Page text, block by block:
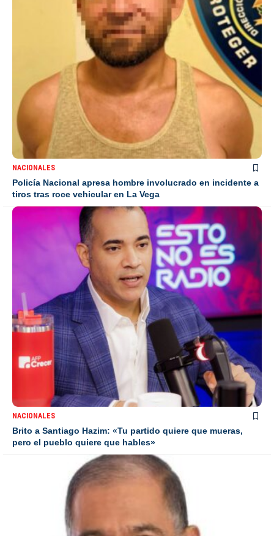
NACIONALES
Policía Nacional apresa hombre involucrado en incidente a
tiros tras roce vehicular en La Vega
NACIONALES
Brito a Santiago Hazim: «Tu partido quiere que mueras,
pero el pueblo quiere que hables»